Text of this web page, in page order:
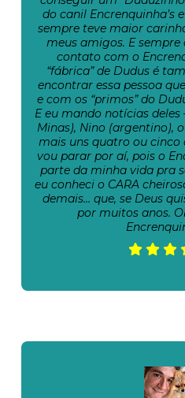
do canil Encrenquinha’s
sempre teve maior
meus amigos. E sempre
contato com o
“fábrica” de Dudus é
encontrar essa pessoa
e com os “primos” do
E eu mando notícias deles
Minas), Nino (argentino),
mais uns quatro ou cinco
vou parar por aí, pois o
parte da minha vida pra
eu conheci o CARA
demais… que, se Deus
por muitos anos.